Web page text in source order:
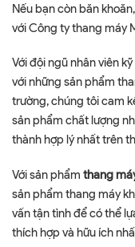
Nếu bạn còn băn
với Công ty thang máy
Với đội ngũ nhân viên
với những sản phẩm
trường, chúng tôi cam
sản phẩm chất lượng
thành hợp lý nhất trên
Với sản phẩm thang
sản phẩm thang máy
vấn tận tình để có thể
thích hợp và hữu ích